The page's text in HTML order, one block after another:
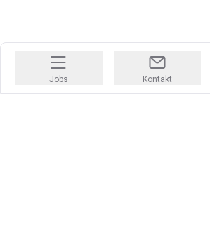
Jobs Kontakt